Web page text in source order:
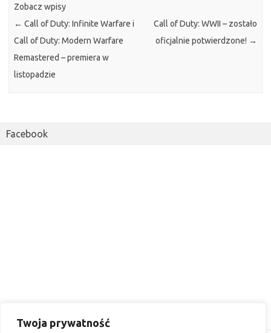
Twoja prywatność
Zobacz wpisy
← Call of Duty: Infinite Warfare i
Call of Duty: Modern Warfare
Remastered – premiera w
listopadzie
Call of Duty: WWII – zostało
oficjalnie potwierdzone! →
Facebook